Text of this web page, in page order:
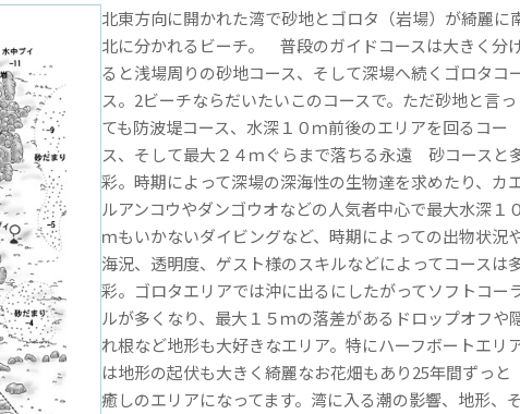
北東方向に開かれた湾で砂地とゴロタ（岩場）が綺麗に
北に分かれるビーチ。 普段のガイドコースは大きく分
ると浅場周りの砂地コース、そして深場へ続くゴロタコ
ス。2ビーチならだいたいこのコースで。ただ砂地と言っ
ても防波堤コース、水深１０ｍ前後のエリアを回るコー
ス、そして最大２４ｍぐらまで落ちる永遠 砂コースと
彩。時期によって深場の深海性の生物達を求めたり、カ
ルアンコウやダンゴウオなどの人気者中心で最大水深１０
ｍもいかないダイビングなど、時期によっての出物状況
海況、透明度、ゲスト様のスキルなどによってコースは
彩。ゴロタエリアでは沖に出るにしたがってソフトコー
ルが多くなり、最大１５ｍの落差があるドロップオフや
れ根など地形も大好きなエリア。特にハーフボートエリ
は地形の起伏も大きく綺麗なお花畑もあり25年間ずっと
癒しのエリアになってます。湾に入る潮の影響、地形、そ